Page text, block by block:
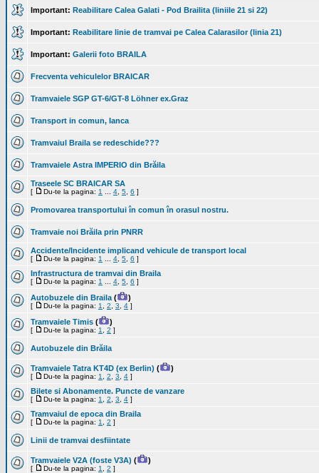
Important: Reabilitare Calea Galati - Pod Brailita (liniile 21 si 22)
Important: Reabilitare linie de tramvai pe Calea Calarasilor (linia 21)
Important: Galerii foto BRAILA
Frecventa vehiculelor BRAICAR
Tramvaiele SGP GT-6/GT-8 Löhner ex.Graz
Transport in comun, Ianca
Tramvaiul Braila se redeschide???
Tramvaiele Astra IMPERIO din Brăila
Traseele SC BRAICAR SA
[ Du-te la pagina: 1 4 5 6 ]
Promovarea transportului în comun în orasul nostru.
Tramvaie noi Brăila prin PNRR
Accidente/Incidente implicand vehicule de transport local
[ Du-te la pagina: 1 4 5 6 ]
Infrastructura de tramvai din Braila
[ Du-te la pagina: 1 4 5 6 ]
Autobuzele din Braila ( )
[ Du-te la pagina: 1 2 3 4 ]
Tramvaiele Timis ( )
[ Du-te la pagina: 1 2 ]
Autobuzele din Brăila
Tramvaiele Tatra KT4D (ex Berlin) ( )
[ Du-te la pagina: 1 2 3 4 ]
Bilete si Abonamente. Puncte de vanzare
[ Du-te la pagina: 1 2 3 4 ]
Tramvaiul de epoca din Braila
[ Du-te la pagina: 1 2 ]
Linii de tramvai desfiintate
Tramvaiele V2A (foste V3A) ( )
[ Du-te la pagina: 1 2 ]